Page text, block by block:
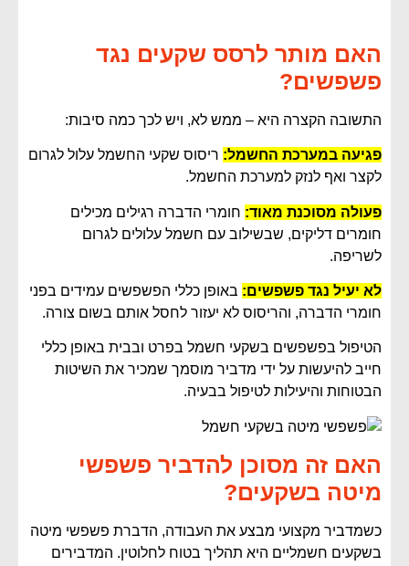
האם מותר לרסס שקעים נגד
פשפשים?
התשובה הקצרה היא – ממש לא, ויש לכך כמה סיבות:
פגיעה במערכת החשמל: ריסוס שקעי החשמל עלול לגרום
לקצר ואף לנזק למערכת החשמל.
פעולה מסוכנת מאוד: חומרי הדברה רגילים מכילים
חומרים דליקים, שבשילוב עם חשמל עלולים לגרום
לשריפה.
לא יעיל נגד פשפשים: באופן כללי הפשפשים עמידים בפני
חומרי הדברה, והריסוס לא יעזור לחסל אותם בשום צורה.
הטיפול בפשפשים בשקעי חשמל בפרט ובבית באופן כללי
חייב להיעשות על ידי מדביר מוסמך שמכיר את השיטות
הבטוחות והיעילות לטיפול בבעיה.
האם זה מסוכן להדביר פשפשי
מיטה בשקעים?
כשמדביר מקצועי מבצע את העבודה, הדברת פשפשי מיטה
בשקעים חשמליים היא תהליך בטוח לחלוטין. המדבירים